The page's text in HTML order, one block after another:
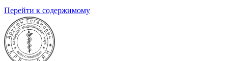
Перейти к содержимому